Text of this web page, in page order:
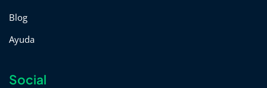
Blog
Ayuda
Social